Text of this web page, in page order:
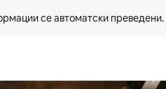
се автоматски преведени.